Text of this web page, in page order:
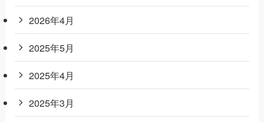
2026年4月
2025年5月
2025年4月
2025年3月